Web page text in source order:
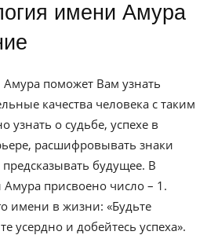
поможет Вам узнать
качества человека с таким
о судьбе, успехе в
расшифровывать знаки
будущее. В
присвоено число – 1.
имени в жизни: «Будьте
усердно и добейтесь успеха».